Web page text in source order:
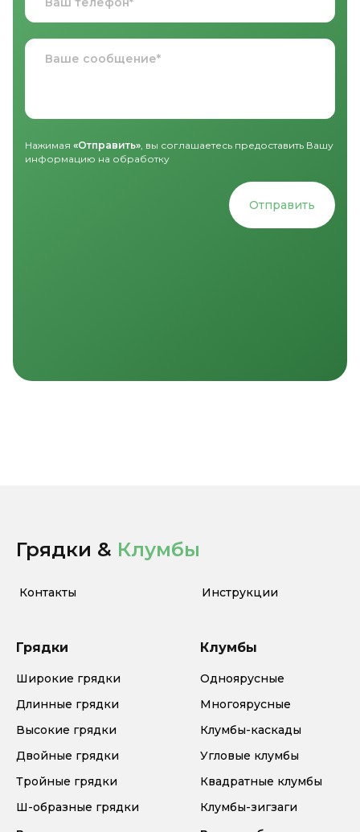
Нажимая «Отправить» , вы соглашаетесь предоставить Вашу
информацию на обработку
Отправить
Грядки & Клумбы
Контакты Инструкции
Грядки
Широкие грядки
Длинные грядки
Высокие грядки
Двойные грядки
Тройные грядки
Ш-образные грядки
Клумбы
Одноярусные
Многоярусные
Клумбы-каскады
Угловые клумбы
Квадратные клумбы
Клумбы-зигзаги